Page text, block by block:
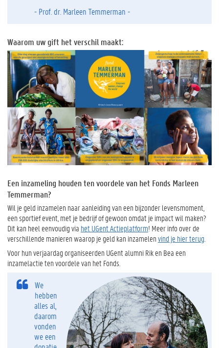
- Prof. dr. Marleen Temmerman -
Waarom uw gift het verschil maakt:
Een inzameling houden ten voordele van het Fonds Marleen
Temmerman?
Wil je geld inzamelen naar aanleiding van een bijzonder levensmoment,
een sportief event, met je bedrijf of gewoon omdat je impact wil maken?
Dit kan heel eenvoudig via het UGent Actieplatform! Meer info over de
verschillende manieren waarop je geld kan inzamelenvind je hier terug
Voor hun verjaardag organiseerden UGent alumni Rik en Bea een
inzamelactie ten voordele van het Fonds.
We
hebben
alles al,
daarom
vonden
we een